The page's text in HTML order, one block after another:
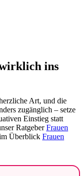
ins
Art, und die
zugänglich – setze
Einstieg statt
RatgeberFrauen
Überblick Frauen